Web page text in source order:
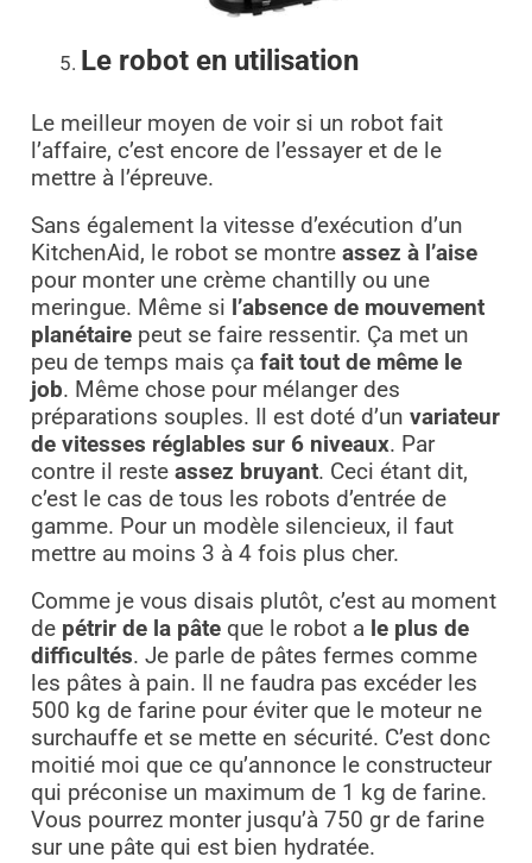
Le robot en utilisation
Le meilleur moyen de voir si un robot fait
l’affaire, c’est encore de l’essayer et de le
mettre à l’épreuve.
Sans également la vitesse d’exécution d’un
KitchenAid, le robot se montre assez à l’aise
pour monter une crème chantilly ou une
meringue. Même si l’absence de mouvement
planétairepeut se faire ressentir. Ça met un
peu de temps mais ça fait tout de même le
job. Même chose pour mélanger des
préparations souples. Il est doté d’un variateur
de vitesses réglables sur 6 niveaux. Par
contre il reste assez bruyant. Ceci étant dit,
c’est le cas de tous les robots d’entrée de
gamme. Pour un modèle silencieux, il faut
mettre au moins 3 à 4 fois plus cher.
Comme je vous disais plutôt, c’est au moment
de pétrir de la pâteque le robot a le plus de
difficultés. Je parle de pâtes fermes comme
les pâtes à pain. Il ne faudra pas excéder les
500 kg de farine pour éviter que le moteur ne
surchauffe et se mette en sécurité. C’est donc
moitié moi que ce qu’annonce le constructeur
qui préconise un maximum de 1 kg de farine.
Vous pourrez monter jusqu’à 750 gr de farine
sur une pâte qui est bien hydratée.